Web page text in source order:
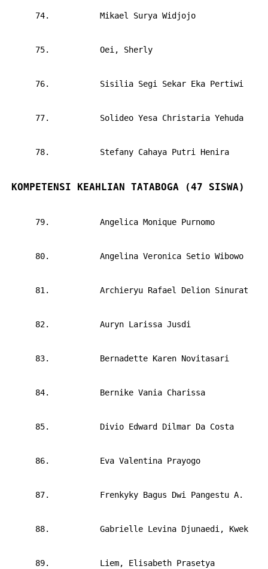
74. Mikael Surya Widjojo
75. Oei, Sherly
76. Sisilia Segi Sekar Eka Pertiwi
77. Solideo Yesa Christaria Yehuda
78. Stefany Cahaya Putri Henira
KOMPETENSI KEAHLIAN TATABOGA (47 SISWA)
79. Angelica Monique Purnomo
80. Angelina Veronica Setio Wibowo
81. Archieryu Rafael Delion Sinurat
82. Auryn Larissa Jusdi
83. Bernadette Karen Novitasari
84. Bernike Vania Charissa
85. Divio Edward Dilmar Da Costa
86. Eva Valentina Prayogo
87. Frenkyky Bagus Dwi Pangestu A.
88. Gabrielle Levina Djunaedi, Kwek
89. Liem, Elisabeth Prasetya